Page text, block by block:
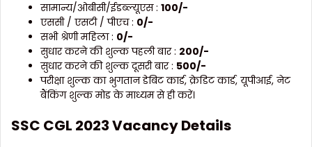
सामान्य/ओबीसी/ईडब्ल्यूएस : 100/-
एससी / एसटी / पीएच : 0/-
सभी श्रेणी महिला : 0/-
सुधार करने की शुल्क पहली बार : 200/-
सुधार करने की शुल्क दूसरी बार : 500/-
परीक्षा शुल्क का भुगतान डेबिट कार्ड, क्रेडिट कार्ड, यूपीआई, नेट
बैंकिंग शुल्क मोड के माध्यम से ही करें।
SSC CGL 2023 Vacancy Details